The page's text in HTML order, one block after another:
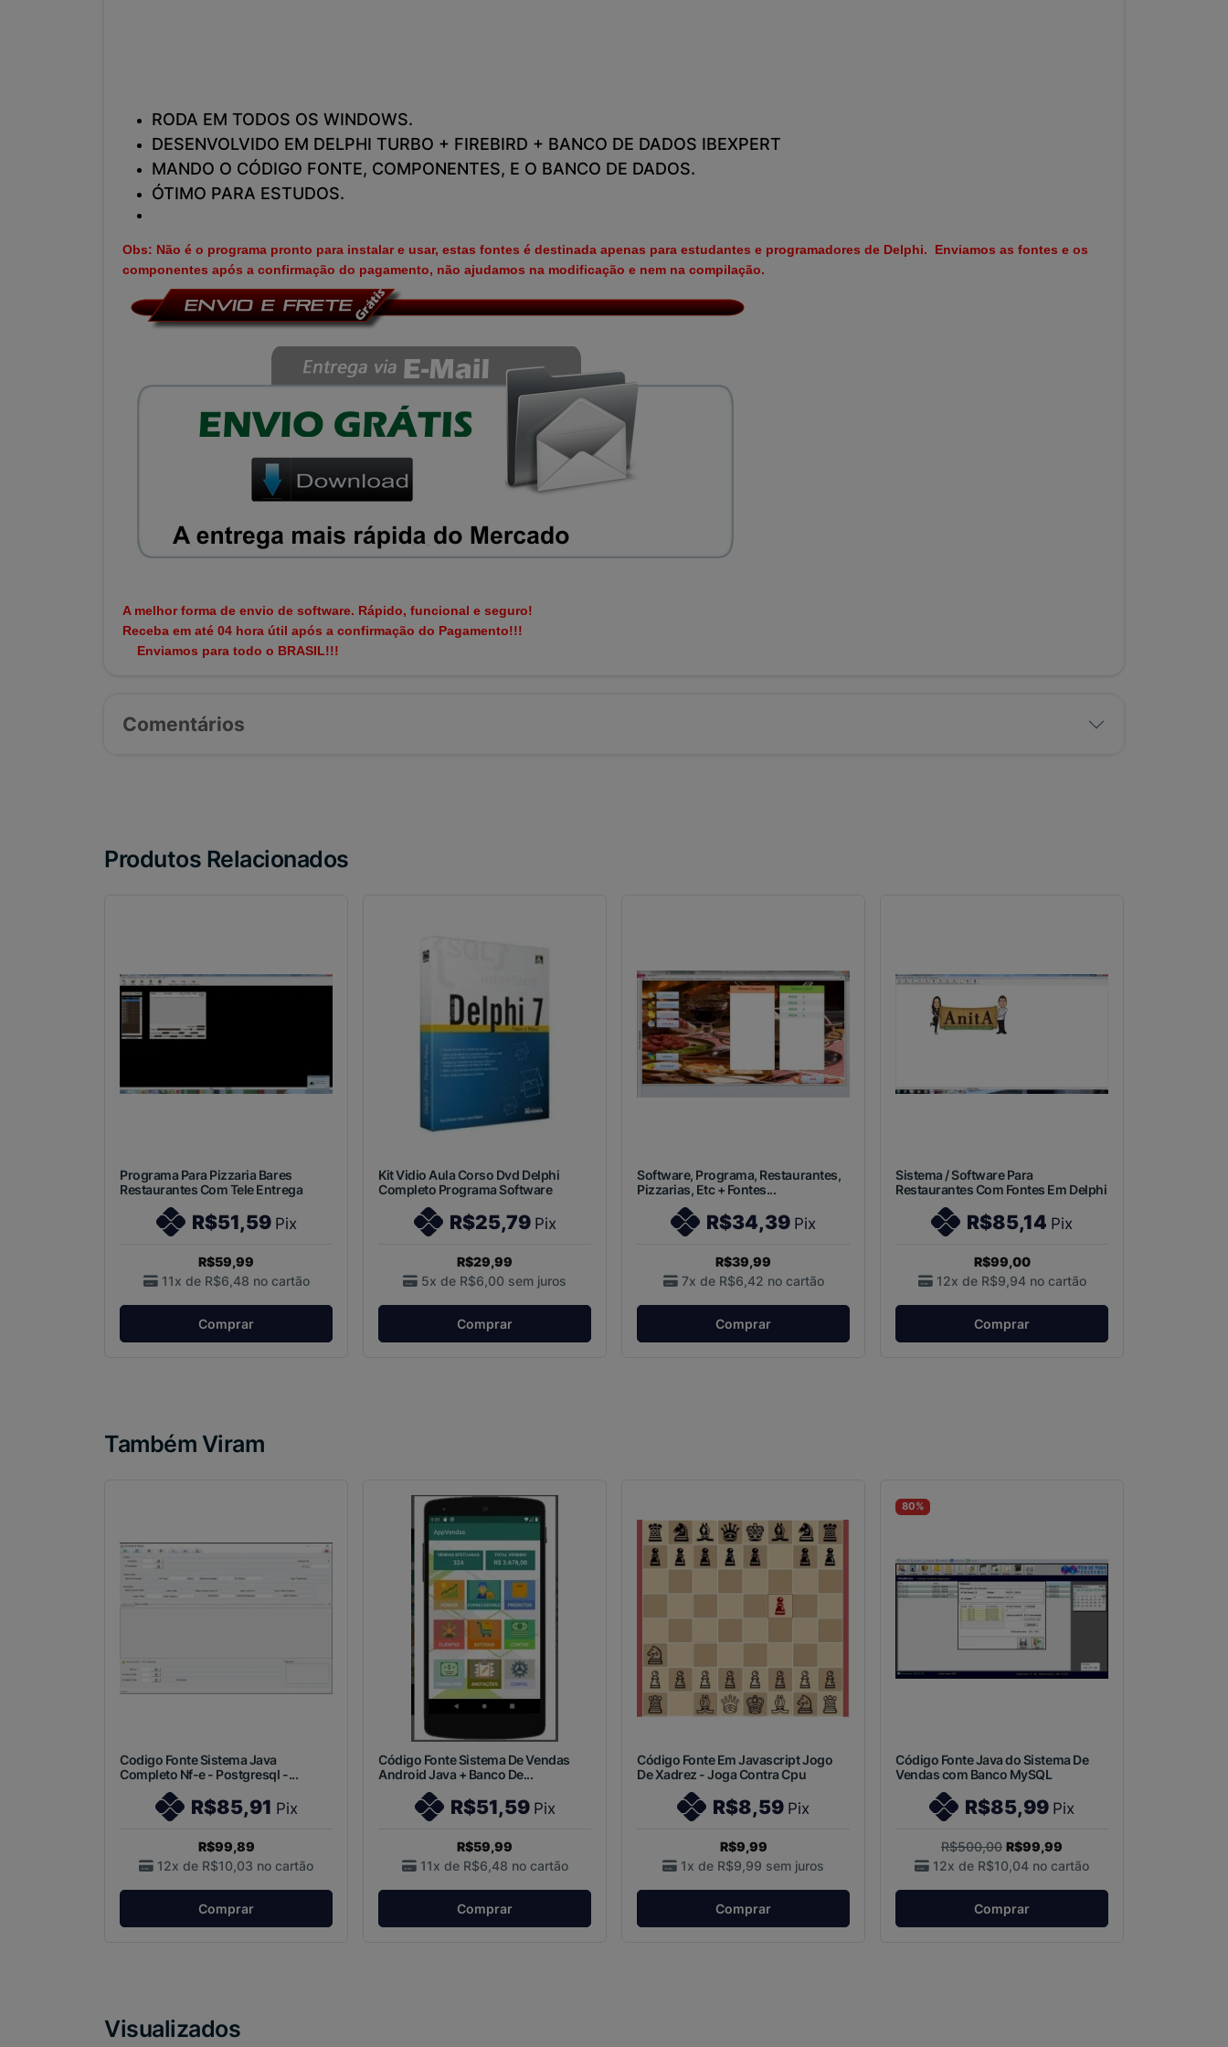
RODA EM TODOS OS WINDOWS.
DESENVOLVIDO EM DELPHI TURBO + FIREBIRD + BANCO DE DADOS IBEXPERT
MANDO O CÓDIGO FONTE, COMPONENTES, E O BANCO DE DADOS.
ÓTIMO PARA ESTUDOS.
Obs: Não é o programa pronto para instalar e usar, estas fontes é destinada apenas para estudantes e programadores de Delphi. Enviamos as fontes e os
componentes após a confirmação do pagamento, não ajudamos na modificação e nem na compilação.
A melhor forma de envio de software. Rápido, funcional e seguro!
Receba em até 04 hora útil após a confirmação do Pagamento!!!
Enviamos para todo o BRASIL!!!
Comentários
Produtos Relacionados
Programa Para Pizzaria Bares
Restaurantes Com Tele Entrega
R$51,59 Pix
R$59,99
11x de R$6,48 no cartão
Comprar
Kit Vidio Aula Corso Dvd Delphi
Completo Programa Software
R$25,79 Pix
R$29,99
5x de R$6,00 sem juros
Comprar
Software, Programa, Restaurantes,
Pizzarias, Etc + Fontes...
R$34,39 Pix
R$39,99
7x de R$6,42 no cartão
Comprar
Sistema / Software Para
Restaurantes Com Fontes Em Delphi
R$85,14 Pix
R$99,00
12x de R$9,94 no cartão
Comprar
Também Viram
Codigo Fonte Sistema Java
Completo Nf-e - Postgresql -...
R$85,91 Pix
R$99,89
12x de R$10,03 no cartão
Comprar
Código Fonte Sistema De Vendas
Android Java + Banco De...
R$51,59 Pix
R$59,99
11x de R$6,48 no cartão
Comprar
Código Fonte Em Javascript Jogo
De Xadrez - Joga Contra Cpu
R$8,59 Pix
R$9,99
1x de R$9,99 sem juros
Comprar
80%
Código Fonte Java do Sistema De
Vendas com Banco MySQL
R$85,99 Pix
R$500,00 R$99,99
12x de R$10,04 no cartão
Comprar
Visualizados